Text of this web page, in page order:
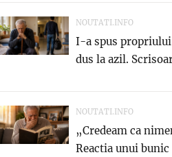
NOUTATI.INFO
I-a spus propriului
dus la azil.
NOUTATI.INFO
„Credeam ca
Reactia unui